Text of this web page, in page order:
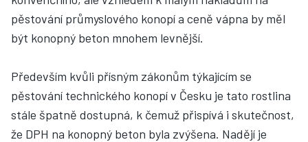
pěstování průmyslového konopí a ceně vápna by měl
být konopný beton mnohem levnější.
Především kvůli přísným zákonům týkajícím se
pěstování technického konopí v Česku je tato rostlina
stále špatně dostupná, k čemuž přispívá i skutečnost,
že DPH na konopný beton byla zvýšena. Nadějí je